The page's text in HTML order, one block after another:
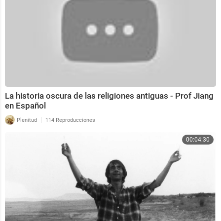
guerra para recuperar nuestra salud", a continuación, l
números podría estar bien abierta salvo en la primera
la cordura y la claridad de una epidemia claramente li
La historia oscura de las religiones antiguas - Prof Jiang
en Español
Plenitud | 114 Reproducciones
00:04:30